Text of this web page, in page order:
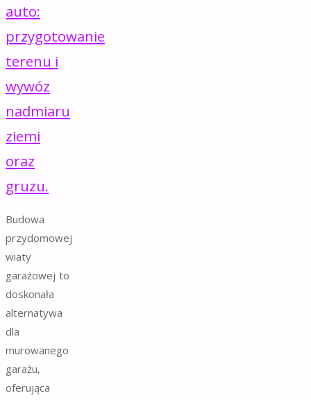
auto:
przygotowanie
terenu i
wywóz
nadmiaru
ziemi
oraz
gruzu.
Budowa
przydomowej
wiaty
garażowej to
doskonała
alternatywa
dla
murowanego
garażu,
oferująca